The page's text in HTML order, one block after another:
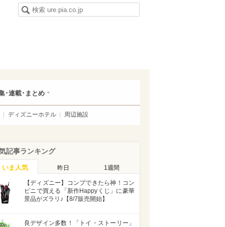
･連載･まとめ
ディズニーホテル 周辺施設
記事ランキング
いま人気 昨日 1週間
【ディズニー】コンプできたら神！コン
ビニで買える「新作Happyくじ」に豪華
景品がズラリ♪【8/7販売開始】
良デザイン多数！「トイ・ストーリー」